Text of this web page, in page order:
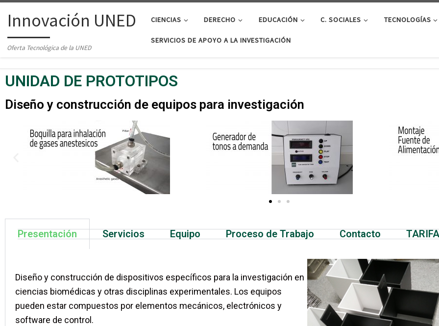
Saltar al contenido
Innovación UNED
Oferta Tecnológica de la UNED
CIENCIAS DERECHO EDUCACIÓN C. SOCIALES TECNOLOGÍAS
SERVICIOS DE APOYO A LA INVESTIGACIÓN
UNIDAD DE PROTOTIPOS
Diseño y construcción de equipos para investigación
Presentación Servicios Equipo Proceso de Trabajo Contacto
Diseño y construcción de dispositivos específicos para la investigación en
ciencias biomédicas y otras disciplinas experimentales. Los equipos
pueden estar compuestos por elementos mecánicos, electrónicos y
software de control.